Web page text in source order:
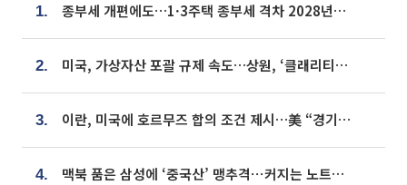
1. 종부세 개편에도…1·3주택 종부세 격차 2028년부터 확대
2. 미국, 가상자산 포괄 규제 속도…상원, ‘클래리티법’ 9월 절차투표 추진
3. 이란, 미국에 호르무즈 합의 조건 제시…美 “경기 아직 안 끝나” [종합]
4. 맥북 품은 삼성에 ‘중국산’ 맹추격⋯커지는 노트북 OLED 시장